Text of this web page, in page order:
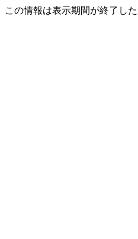
この情報は表示期間が終了し